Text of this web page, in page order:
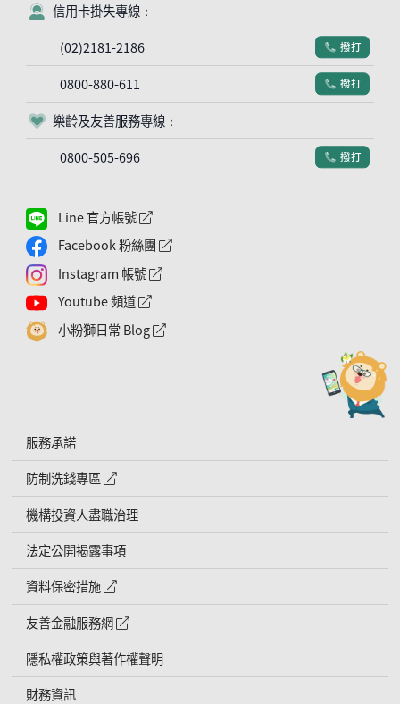
客服符號
信用卡掛失專線：
(02)2181-2186
電話符號
撥打
0800-880-611 電話符號
撥打
客服符號
樂齡及友善服務專線：
0800-505-696
電話符號
撥打
Line 官方帳號 外網連結符號
Facebook 粉絲團 外網連結符號
Instagram 帳號 外網連結符號
Youtube 頻道 外網連結符號
小粉獅日常 Blog 外網連結符號
服務承諾
防制洗錢專區
外網連結符號
機構投資人盡職治理
法定公開揭露事項
資料保密措施
外網連結符號
友善金融服務網 外網連結符號
隱私權政策與著作權聲明
財務資訊